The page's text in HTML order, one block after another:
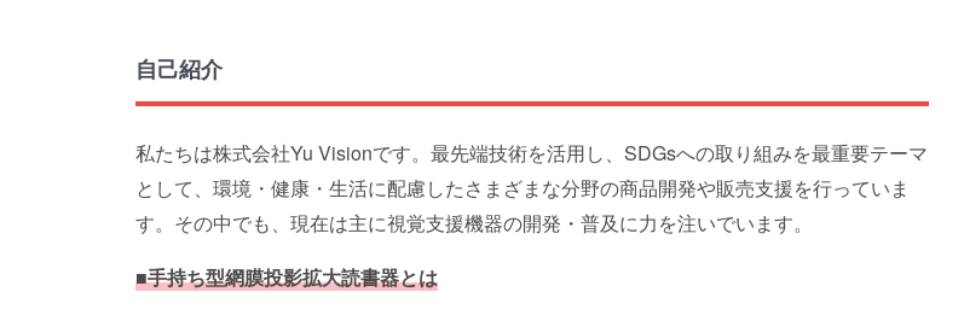
自己紹介
私たちは株式会社Yu Visionです。最先端技術を活用し、SDGsへの取り組みを最重要テーマ
として、環境・健康・生活に配慮したさまざまな分野の商品開発や販売支援を行っていま
す。その中でも、現在は主に視覚支援機器の開発・普及に力を注いでいます。
■手持ち型網膜投影拡大読書器とは